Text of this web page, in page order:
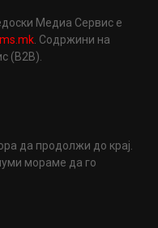
Медиа Сервис е
. Содржини на
(B2B).
да продолжи до крај.
мораме да го